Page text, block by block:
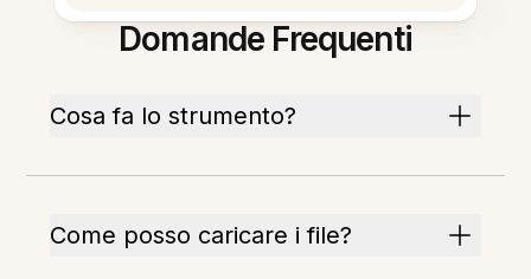
Domande Frequenti
Cosa fa lo strumento?
Come posso caricare i file?